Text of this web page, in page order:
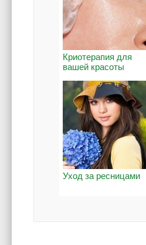
Криотерапия для
вашей красоты
Уход за ресницами